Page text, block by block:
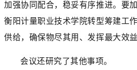
加强协同配合，稳妥有序推进。要
衡阳计量职业技术学院转型筹建工
供给，确保物尽其用、发挥最大效益
会议还研究了其他事项。